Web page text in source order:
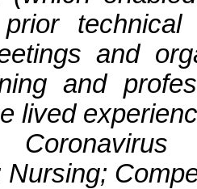
technical
and
and
lived
Coronavirus
Nursing;